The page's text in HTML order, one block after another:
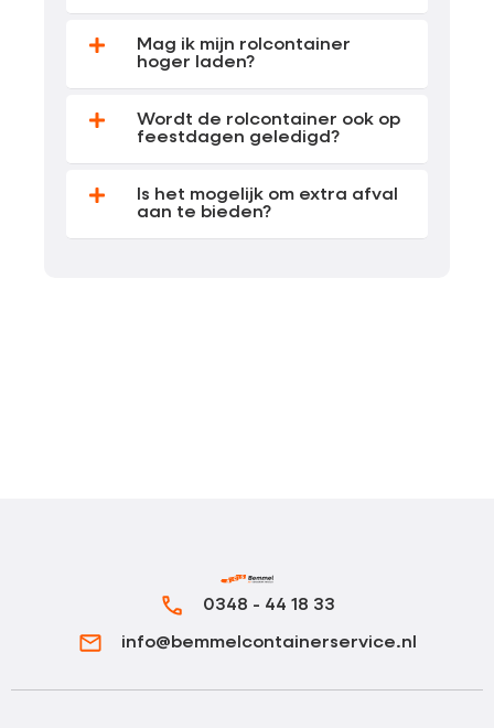
Mag ik mijn rolcontainer
hoger laden?
Wordt de rolcontainer ook op
feestdagen geledigd?
Is het mogelijk om extra afval
aan te bieden?
0348 - 44 18 33
info@bemmelcontainerservice.nl